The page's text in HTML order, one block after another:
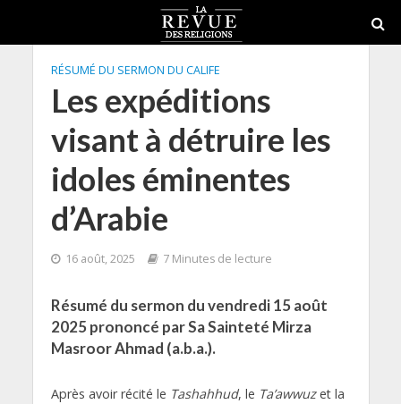
RÉSUMÉ DU SERMON DU CALIFE
Les expéditions
visant à détruire les
idoles éminentes
d’Arabie
16 août, 2025 7 Minutes de lecture
Résumé du sermon du vendredi 15 août
2025 prononcé par Sa Sainteté Mirza
Masroor Ahmad (a.b.a.).
Après avoir récité le Tashahhud, le Ta’awwuzet la